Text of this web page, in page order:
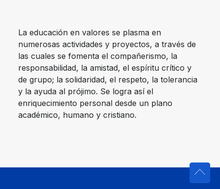
La educación en valores se plasma en
numerosas actividades y proyectos, a través de
las cuales se fomenta el compañerismo, la
responsabilidad, la amistad, el espíritu crítico y
de grupo; la solidaridad, el respeto, la tolerancia
y la ayuda al prójimo. Se logra así el
enriquecimiento personal desde un plano
académico, humano y cristiano.